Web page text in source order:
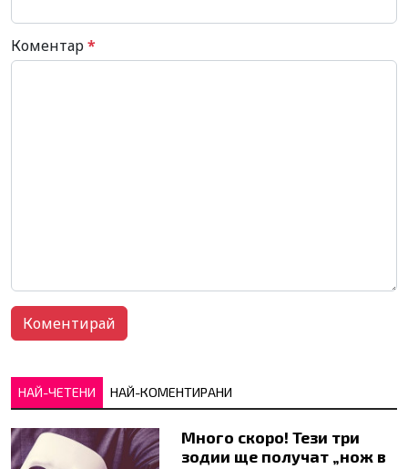
Коментар*
НАЙ-ЧЕТЕНИ НАЙ-КОМЕНТИРАНИ
Много скоро! Тези три
зодии ще получат „нож в